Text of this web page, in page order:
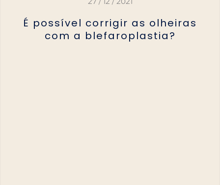
É possível corrigir as olheiras
com a blefaroplastia?